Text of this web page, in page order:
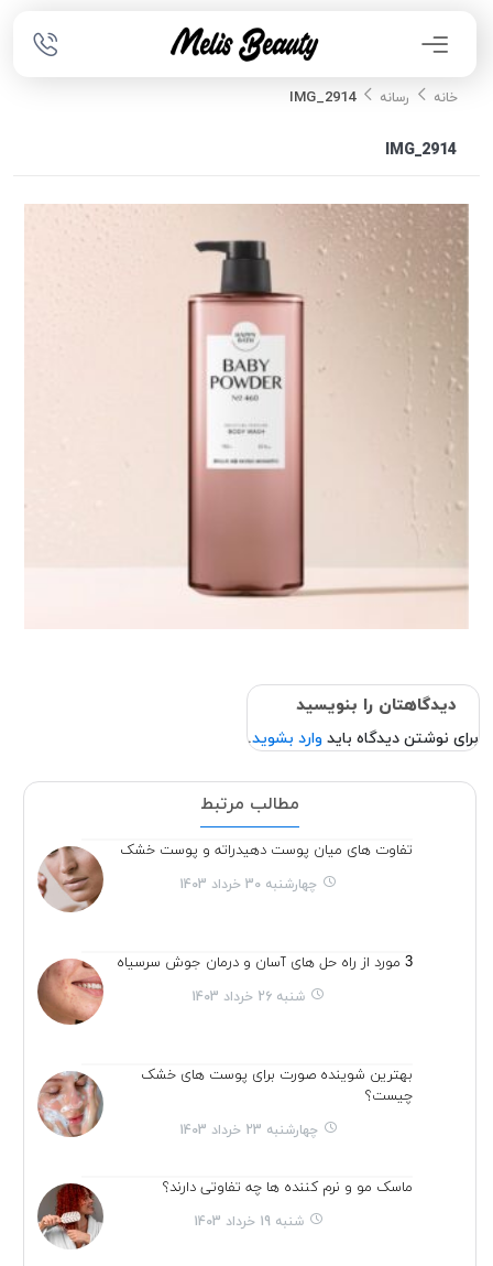
خانه رسانه IMG_2914
IMG_2914
دیدگاهتان را بنویسید
برای نوشتن دیدگاه باید وارد بشوید.
مطالب مرتبط
تفاوت های میان پوست دهیدراته و پوست خشک
چهارشنبه 30 خرداد 1403
3 مورد از راه حل های آسان و درمان جوش سرسیاه
شنبه 26 خرداد 1403
بهترین شوینده صورت برای پوست های خشک
چیست؟
چهارشنبه 23 خرداد 1403
ماسک مو و نرم کننده ها چه تفاوتی دارند؟
شنبه 19 خرداد 1403